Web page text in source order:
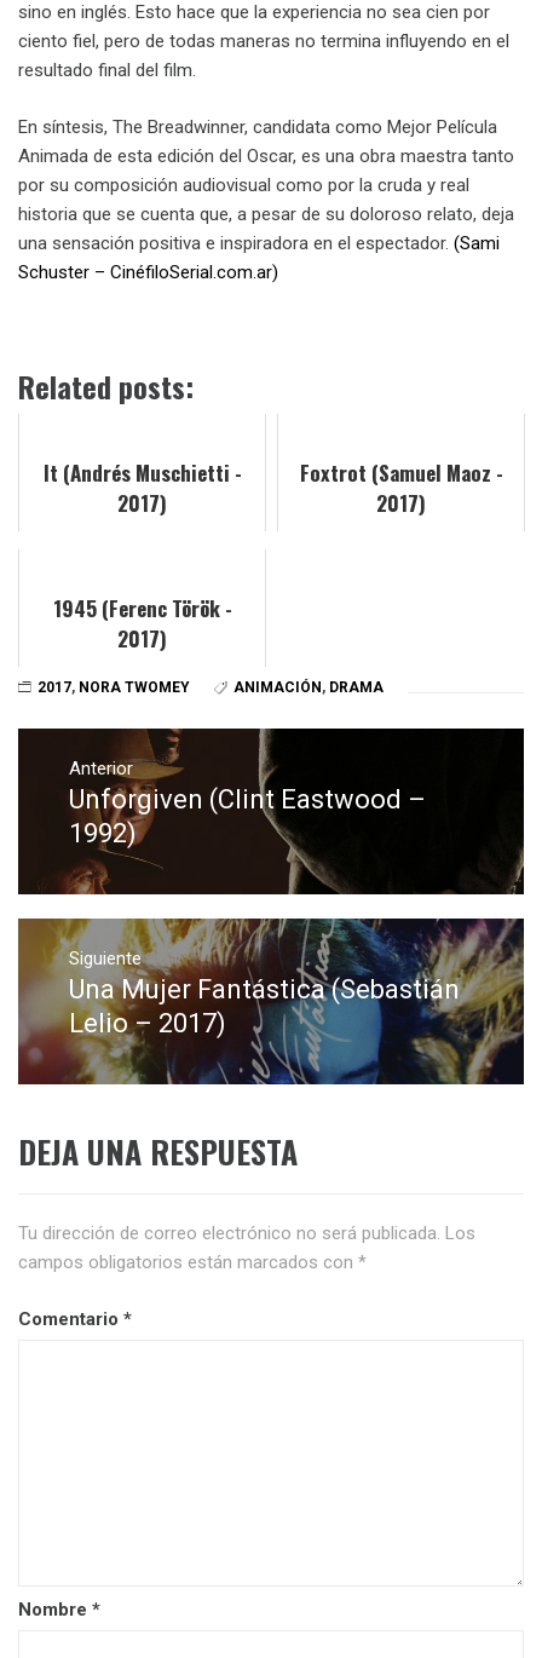
sino en inglés. Esto hace que la experiencia no sea cien por
ciento fiel, pero de todas maneras no termina influyendo en el
resultado final del film.
En síntesis, The Breadwinner, candidata como Mejor Película
Animada de esta edición del Oscar, es una obra maestra tanto
por su composición audiovisual como por la cruda y real
historia que se cuenta que, a pesar de su doloroso relato, deja
una sensación positiva e inspiradora en el espectador. (Sami
Schuster – CinéfiloSerial.com.ar)
Related posts:
It (Andrés Muschietti -
2017)
Foxtrot (Samuel Maoz -
2017)
1945 (Ferenc Török -
2017)
2017, NORA TWOMEY ANIMACIÓN, DRAMA
Navegación
entradas
Anterior
Entrada
anterior:
Unforgiven (Clint Eastwood –
1992)
Siguiente
Entrada
siguiente:
Una Mujer Fantástica (Sebastián
Lelio – 2017)
DEJA UNA RESPUESTA
Tu dirección de correo electrónico no será publicada. Los
campos obligatorios están marcados con *
Comentario *
Nombre *